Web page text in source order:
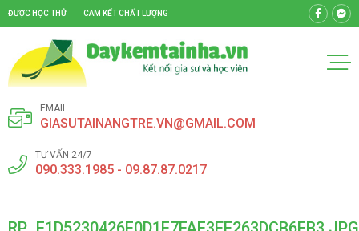
ĐƯỢC HỌC THỬ CAM KẾT CHẤT LƯỢNG
EMAIL
GIASUTAINANGTRE.VN@GMAIL.COM
TƯ VẤN 24/7
090.333.1985 - 09.87.87.0217